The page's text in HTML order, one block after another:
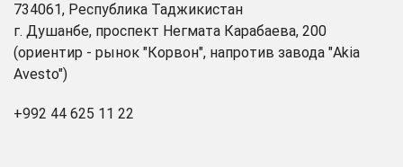
734061, Республика Таджикистан
г. Душанбе, проспект Негмата Карабаева, 200
(ориентир - рынок "Корвон", напротив завода "Akia
Avesto")
+992 44 625 11 22